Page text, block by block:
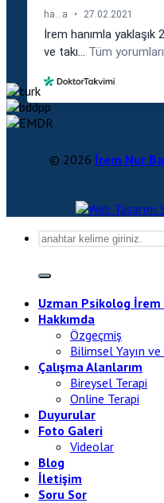
© 2026 İrem Nur
Uzman Psikolog İrem
Hakkımda
Özgeçmiş
Bilimsel Yayın
Çalışma Alanlarım
Bireysel Terapi
Online Terapi
Duyurular
Foto Galeri
Videolar
Blog
İletişim
Soru Sor